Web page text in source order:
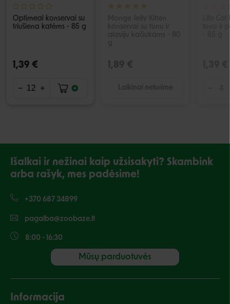
Optimeal konservai su
triušiena katėms - 85 g
1,39 €
Life
Išalkai ir nežinai kaip užsisakyti? Skambink
arba rašyk, mes padėsime!
+370 687 34899
pagalba@zoobaze.lt
8:00 - 16:30
Mūsų parduotuvės
Informacija